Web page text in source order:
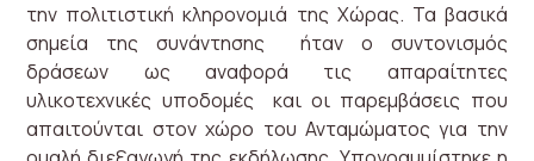
την πολιτιστική κληρονομιά της Χώρας. Τα βασικά
σημεία της συνάντησης ήταν ο συντονισμός
δράσεων ως αναφορά τις απαραίτητες
υλικοτεχνικές υποδομές και οι παρεμβάσεις που
απαιτούνται στον χώρο του Ανταμώματος για την